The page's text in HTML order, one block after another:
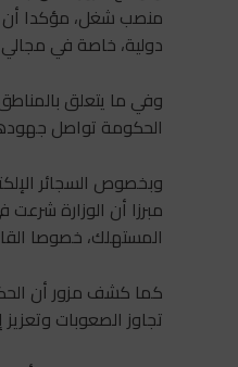
منصب شغل، مؤكدا أن
دولية، خاصة في
وفي ما يتعلق
الحكومة تواصل
وبخصوص السجائر
مبرزا أن الوزارة
المستهلك، خصوصا
كما كشف مزور أن
تجاوز الصعوبات